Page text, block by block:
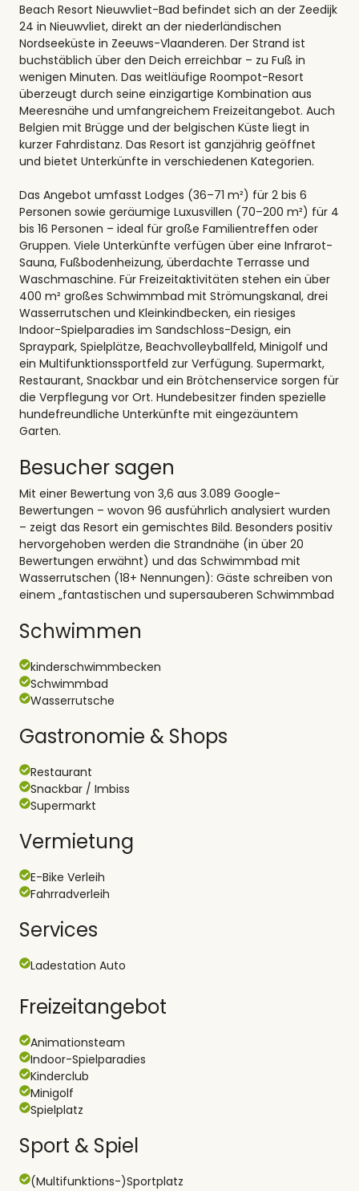
Beach Resort Nieuwvliet-Bad befindet sich an der Zeedijk
24 in Nieuwvliet, direkt an der niederländischen
Nordseeküste in Zeeuws-Vlaanderen. Der Strand ist
buchstäblich über den Deich erreichbar – zu Fuß in
wenigen Minuten. Das weitläufige Roompot-Resort
überzeugt durch seine einzigartige Kombination aus
Meeresnähe und umfangreichem Freizeitangebot. Auch
Belgien mit Brügge und der belgischen Küste liegt in
kurzer Fahrdistanz. Das Resort ist ganzjährig geöffnet
und bietet Unterkünfte in verschiedenen Kategorien.
Das Angebot umfasst Lodges (36–71 m²) für 2 bis 6
Personen sowie geräumige Luxusvillen (70–200 m²) für 4
bis 16 Personen – ideal für große Familientreffen oder
Gruppen. Viele Unterkünfte verfügen über eine Infrarot-
Sauna, Fußbodenheizung, überdachte Terrasse und
Waschmaschine. Für Freizeitaktivitäten stehen ein über
400 m² großes Schwimmbad mit Strömungskanal, drei
Wasserrutschen und Kleinkindbecken, ein riesiges
Indoor-Spielparadies im Sandschloss-Design, ein
Spraypark, Spielplätze, Beachvolleyballfeld, Minigolf und
ein Multifunktionssportfeld zur Verfügung. Supermarkt,
Restaurant, Snackbar und ein Brötchenservice sorgen für
die Verpflegung vor Ort. Hundebesitzer finden spezielle
hundefreundliche Unterkünfte mit eingezäuntem
Garten.
Besucher sagen
Mit einer Bewertung von 3,6 aus 3.089 Google-
Bewertungen – wovon 96 ausführlich analysiert wurden
– zeigt das Resort ein gemischtes Bild. Besonders positiv
hervorgehoben werden die Strandnähe (in über 20
Bewertungen erwähnt) und das Schwimmbad mit
Wasserrutschen (18+ Nennungen): Gäste schreiben von
einem „fantastischen und supersauberen Schwimmbad
Schwimmen
kinderschwimmbecken
Schwimmbad
Wasserrutsche
Gastronomie & Shops
Restaurant
Snackbar / Imbiss
Supermarkt
Vermietung
E-Bike Verleih
Fahrradverleih
Services
Ladestation Auto
Freizeitangebot
Animationsteam
Indoor-Spielparadies
Kinderclub
Minigolf
Spielplatz
Sport & Spiel
(Multifunktions-)Sportplatz